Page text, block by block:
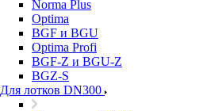
Norma Plus
Optima
BGF и BGU
Optima Profi
BGF-Z и BGU-Z
BGZ-S
Для лотков DN300